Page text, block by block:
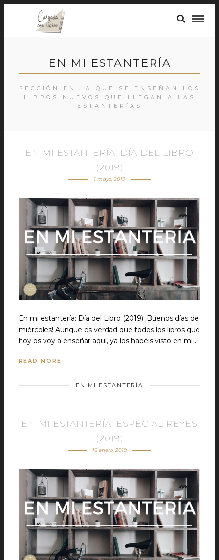
EN MI ESTANTERÍA
SECCIÓN EN LA QUE SE ENSEÑAN LOS
LIBROS NUEVOS QUE LLEGAN A LAS
ESTANTERÍAS
EN MI ESTANTERÍA: DÍA DEL LIBRO
(2019)
1 mayo, 2019
En mi estantería: Día del Libro (2019) ¡Buenos días de
miércoles! Aunque es verdad que todos los libros que
hoy os voy a enseñar aquí, ya los habéis visto en mi …
READ MORE
EN MI ESTANTERÍA
EN MI ESTANTERÍA: ESPECIAL REYES
(2019)
16 enero, 2019